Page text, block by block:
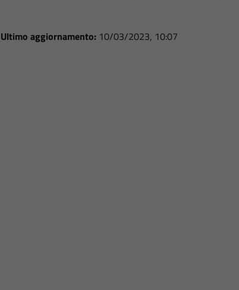
Ultimo aggiornamento: 10/03/2023, 10:07